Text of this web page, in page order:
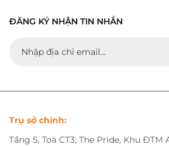
ĐĂNG KÝ NHẬN TIN NHẮN
Trụ sở chính:
Tầng 5, Toà CT3, The Pride, Khu